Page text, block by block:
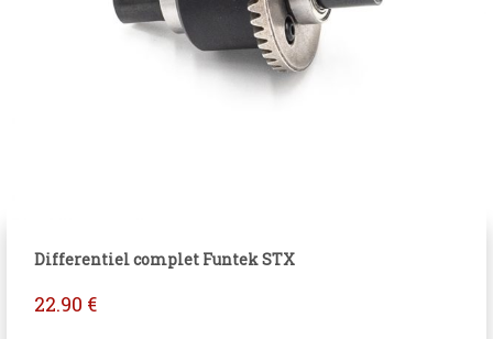
Differentiel complet Funtek STX
22.90 €